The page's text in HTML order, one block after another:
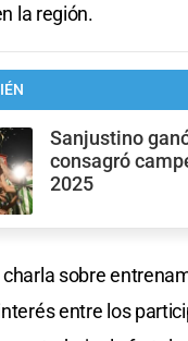
la región.
Sanjustino
consagró
2025
sobre
entre los